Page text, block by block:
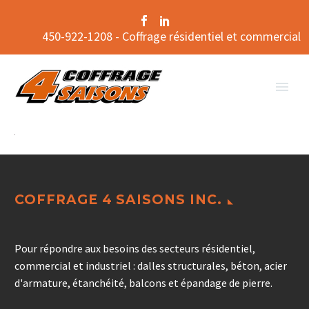
450-922-1208 - Coffrage résidentiel et commercial
COFFRAGE 4 SAISONS INC.
Pour répondre aux besoins des secteurs résidentiel,
commercial et industriel : dalles structurales, béton, acier
d'armature, étanchéité, balcons et épandage de pierre.